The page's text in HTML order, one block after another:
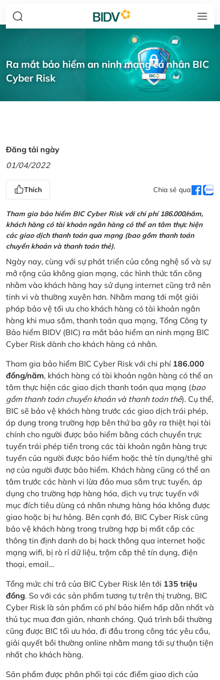
Ra mắt bảo hiểm an ninh mạng cá nhân BIC
Cyber Risk
Đăng tải ngày
01/04/2022
Thích Chia sẻ qua
Tham gia bảo hiểm BIC Cyber Risk với chi phí 186.000/năm,
khách hàng có tài khoản ngân hàng có thể an tâm thực hiện
các giao dịch thanh toán qua mạng (bao gồm thanh toán
chuyển khoản và thanh toán thẻ).
Ngày nay, cùng với sự phát triển của công nghệ số và sự
mở rộng của không gian mạng, các hình thức tấn công
nhằm vào khách hàng hay sử dụng internet cũng trở nên
tinh vi và thường xuyên hơn. Nhằm mang tới một giải
pháp bảo vệ tối ưu cho khách hàng có tài khoản ngân
hàng khi mua sắm, thanh toán qua mạng, Tổng Công ty
Bảo hiểm BIDV (BIC) ra mắt bảo hiểm an ninh mạng BIC
Cyber Risk dành cho khách hàng cá nhân.
Tham gia bảo hiểm BIC Cyber Risk với chi phí 186.000
đồng/năm, khách hàng có tài khoản ngân hàng có thể an
tâm thực hiện các giao dịch thanh toán qua mạng (bao
gồm thanh toán chuyển khoản và thanh toán thẻ). Cụ thể,
BIC sẽ bảo vệ khách hàng trước các giao dịch trái phép,
áp dụng trong trường hợp bên thứ ba gây ra thiệt hại tài
chính cho người được bảo hiểm bằng cách chuyển trực
tuyến trái phép tiền trong các tài khoản ngân hàng trực
tuyến của người được bảo hiểm hoặc thẻ tín dụng/thẻ ghi
nợ của người được bảo hiểm. Khách hàng cũng có thể an
tâm trước các hành vi lừa đảo mua sắm trực tuyến, áp
dụng cho trường hợp hàng hóa, dịch vụ trực tuyến với
mục đích tiêu dùng cá nhân nhưng hàng hóa không được
giao hoặc bị hư hỏng. Bên cạnh đó, BIC Cyber Risk cũng
bảo vệ khách hàng trong trường hợp bị mất cắp các
thông tin định danh do bị hack thông qua internet hoặc
mạng wifi, bị rò rỉ dữ liệu, trộm cắp thẻ tín dụng, điện
thoại, email…
Tổng mức chi trả của BIC Cyber Risk lên tới 135 triệu
đồng. So với các sản phẩm tương tự trên thị trường, BIC
Cyber Risk là sản phẩm có phí bảo hiểm hấp dẫn nhất và
thủ tục mua đơn giản, nhanh chóng. Quá trình bồi thường
cũng được BIC tối ưu hóa, đi đầu trong công tác yêu cầu,
giải quyết bồi thường online nhằm mang tới sự thuận tiện
nhất cho khách hàng.
Sản phẩm được phân phối tại các điểm giao dịch của